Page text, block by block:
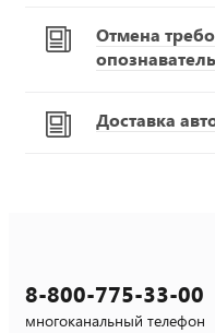
Отмена
Доставка
8-800-775-33-00
многоканальный телефон